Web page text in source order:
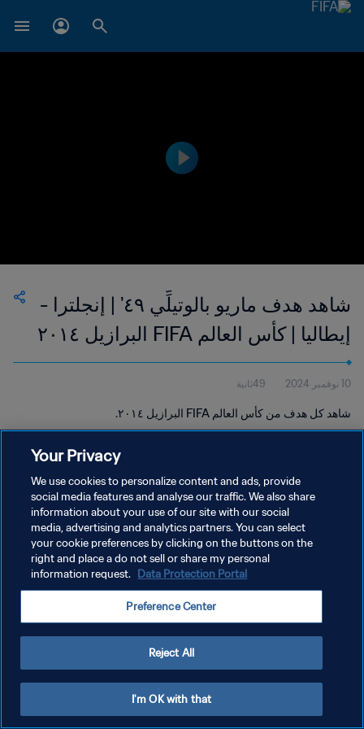
شاهد هدف ماريو بالوتيلِّي ٤٩' | إنجلترا -
إيطاليا | كأس العالم FIFA البرازيل ٢٠١٤
10 نوفمبر 2024 49ثانية
شاهد كل هدف من كأس العالم FIFA البرازيل ٢٠١٤.
سياسة الخصوصية
شروط الخدمة
إدارة تفضيلات ملفات تعريف الارتباط
Your Privacy
We use cookies to personalize content and ads, provide
social media features and analyse our traffic. We also share
information about your use of our site with our social
media, advertising and analytics partners. You can select
your cookie preferences by clicking on the buttons on the
right and place a do not sell or share my personal
information request. Data Protection Portal
Preference Center
Reject All
I'm OK with that